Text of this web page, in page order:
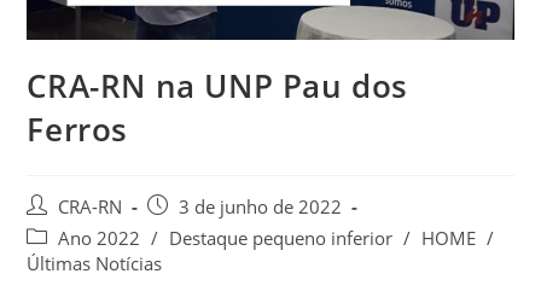
CRA-RN na UNP Pau dos
Ferros
Autor
do
post:
CRA-RN
Post
publicado:
3 de junho de 2022
Categoria
do
Ano 2022 / Destaque pequeno inferior / HOME /
Últimas Notícias